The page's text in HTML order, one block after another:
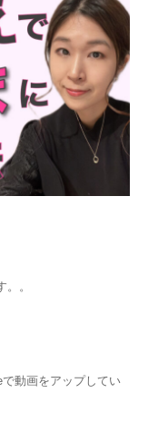
。
動画をアップしてい